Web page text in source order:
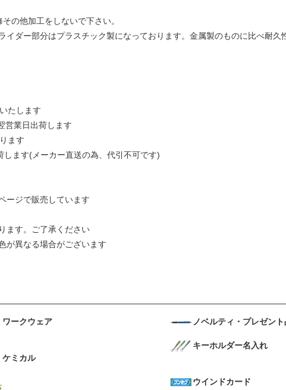
の他加工をしないで下さい。
イダー部分はプラスチック製になっております。金属製のものに比べ耐久
たします
営業日出荷します
ます
ます(メーカー直送の為、代引不可です)
ージで販売しています
ます。ご了承ください
が異なる場合がございます
ワークウェア
ケミカル
ノベルティ・プレゼント
キーホルダー名入れ
ウインドカード